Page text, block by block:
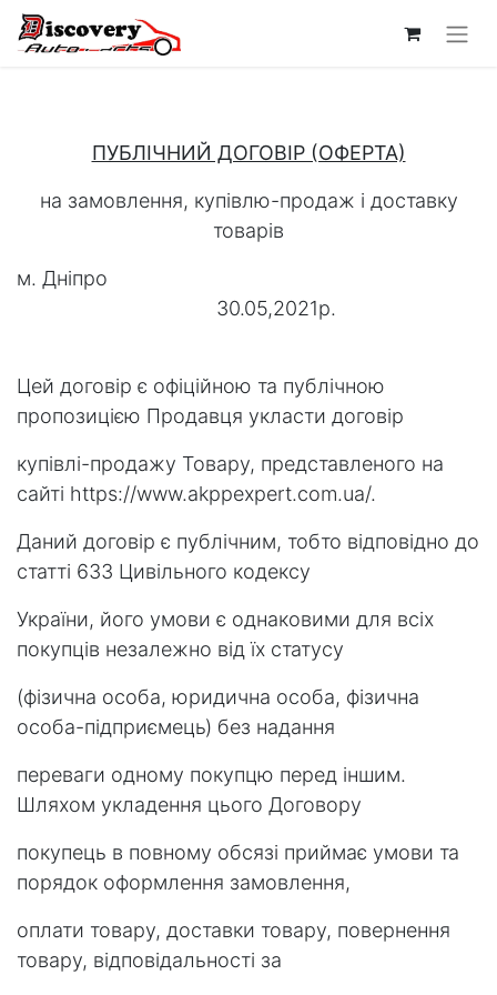
ПУБЛІЧНИЙ ДОГОВІР (ОФЕРТА)
на замовлення, купівлю-продаж і доставку
товарів
м. Дніпро
30.05,2021р.
Цей договір є офіційною та публічною
пропозицією Продавця укласти договір
купівлі-продажу Товару, представленого на
сайті https://www.akppexpert.com.ua/.
Даний договір є публічним, тобто відповідно до
статті 633 Цивільного кодексу
України, його умови є однаковими для всіх
покупців незалежно від їх статусу
(фізична особа, юридична особа, фізична
особа-підприємець) без надання
переваги одному покупцю перед іншим.
Шляхом укладення цього Договору
покупець в повному обсязі приймає умови та
порядок оформлення замовлення,
оплати товару, доставки товару, повернення
товару, відповідальності за